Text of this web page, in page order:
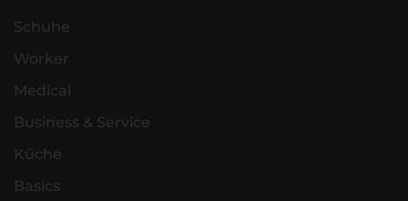
Schuhe
Worker
Medical
Business & Service
Küche
Basics